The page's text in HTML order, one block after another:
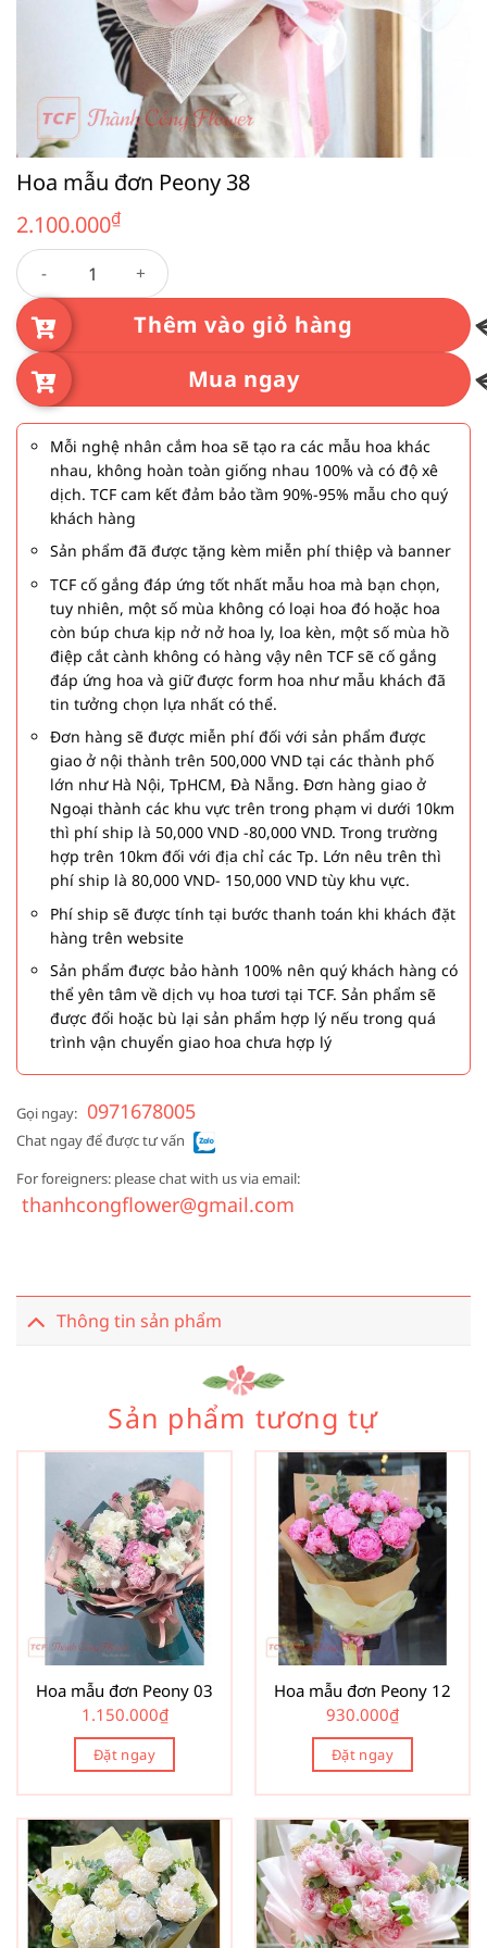
Hoa mẫu đơn Peony 38
2.100.000₫
Hoa mẫu đơn Peony 38 số lượng
Thêm vào giỏ hàng
Mua ngay
Mỗi nghệ nhân cắm hoa sẽ tạo ra các mẫu hoa khác
nhau, không hoàn toàn giống nhau 100% và có độ xê
dịch. TCF cam kết đảm bảo tầm 90%-95% mẫu cho quý
khách hàng
Sản phẩm đã được tặng kèm miễn phí thiệp và banner
TCF cố gắng đáp ứng tốt nhất mẫu hoa mà bạn chọn,
tuy nhiên, một số mùa không có loại hoa đó hoặc hoa
còn búp chưa kịp nở nở hoa ly, loa kèn, một số mùa hồ
điệp cắt cành không có hàng vậy nên TCF sẽ cố gắng
đáp ứng hoa và giữ được form hoa như mẫu khách đã
tin tưởng chọn lựa nhất có thể.
Đơn hàng sẽ được miễn phí đối với sản phẩm được
giao ở nội thành trên 500,000 VND tại các thành phố
lớn như Hà Nội, TpHCM, Đà Nẵng. Đơn hàng giao ở
Ngoại thành các khu vực trên trong phạm vi dưới 10km
thì phí ship là 50,000 VND -80,000 VND. Trong trường
hợp trên 10km đối với địa chỉ các Tp. Lớn nêu trên thì
phí ship là 80,000 VND- 150,000 VND tùy khu vực.
Phí ship sẽ được tính tại bước thanh toán khi khách đặt
hàng trên website
Sản phẩm được bảo hành 100% nên quý khách hàng có
thể yên tâm về dịch vụ hoa tươi tại TCF. Sản phẩm sẽ
được đổi hoặc bù lại sản phẩm hợp lý nếu trong quá
trình vận chuyển giao hoa chưa hợp lý
Gọi ngay: 0971678005
Chat ngay để được tư vấn
For foreigners: please chat with us via email:
thanhcongflower@gmail.com
Thông tin sản phẩm
Sản phẩm tương tự
Hoa mẫu đơn Peony 03
1.150.000₫
Đặt ngay
Hoa mẫu đơn Peony 12
930.000₫
Đặt ngay